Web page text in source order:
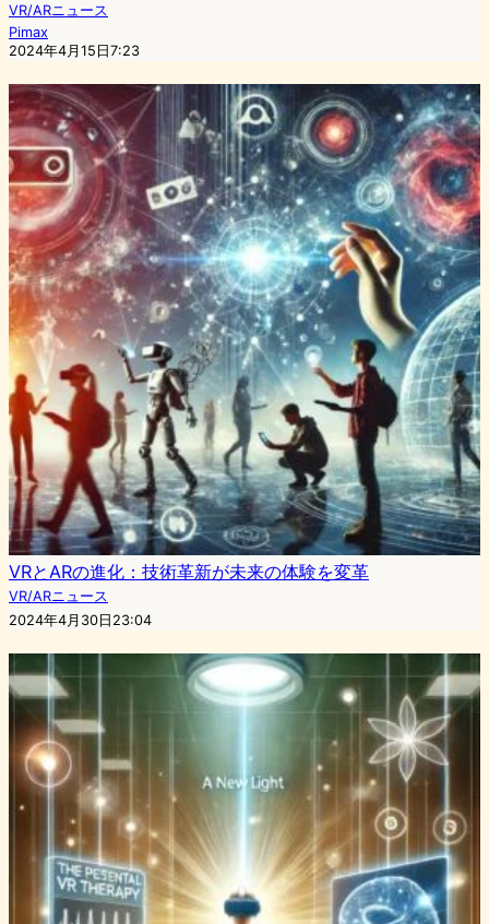
VR/ARニュース
Pimax
2024年4月15日7:23
VRとARの進化：技術革新が未来の体験を変革
VR/ARニュース
2024年4月30日23:04